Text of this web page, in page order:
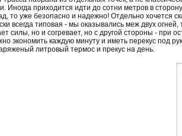
Иногда приходится идти до сотни метров в
то уже безопасно и надежно! Отдельно хочется
всегда типовая - мы оказывались меж двух
силы, но и согревает, но с другой стороны - при
экономить каждую минуту и иметь перекус под
литровый термос и прекус на день.